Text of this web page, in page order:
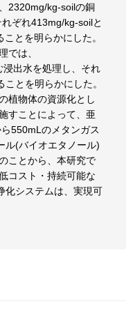
2320mg/kg-soilの銅
ぞれ413mg/kg-soilと
とを明らかにした。
では、
出水を処理し、それ
とを明らかにした。
植物体の資源化とし
すことによって、亜
550mLのメタンガス
ル(バイオエタノール)
ことから、本研究で
コスト・持続可能な
化システムは、実現可